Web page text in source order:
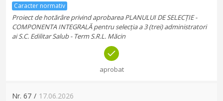
Caracter normativ
Proiect de hotărâre privind aprobarea PLANULUI DE SELECȚIE -
COMPONENTA INTEGRALĂ pentru selecția a 3 (trei) administratori
ai S.C. Edilitar Salub - Term S.R.L. Măcin
aprobat
Nr. 67 / 17.06.2026